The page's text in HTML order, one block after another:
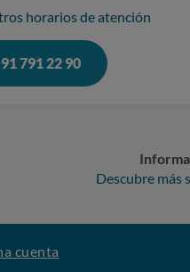
horarios de atención
91 791 22 90
Descubre más
cuenta